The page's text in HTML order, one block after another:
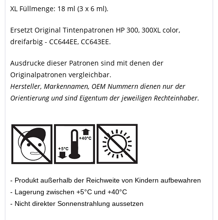
XL Füllmenge: 18 ml (3 x 6 ml).
Ersetzt Original Tintenpatronen HP 300, 300XL color,
dreifarbig - CC644EE, CC643EE.
Ausdrucke dieser Patronen sind mit denen der
Originalpatronen vergleichbar.
Hersteller, Markennamen, OEM Nummern dienen nur der
Orientierung und sind Eigentum der jeweiligen Rechteinhaber.
- Produkt außerhalb der Reichweite von Kindern aufbewahren
- Lagerung zwischen +5°C und +40°C
- Nicht direkter Sonnenstrahlung aussetzen